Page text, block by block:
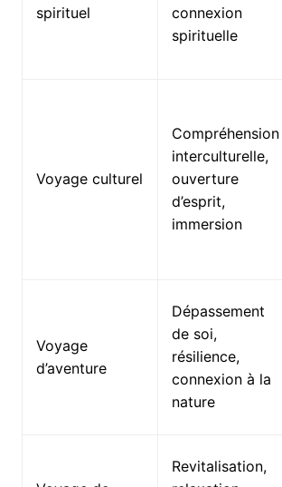
spirituel
connexion
spirituelle
Voyage culturel
Compréhension
interculturelle,
ouverture
d’esprit,
immersion
Voyage
d’aventure
Dépassement
de soi,
résilience,
connexion à la
nature
Revitalisation,